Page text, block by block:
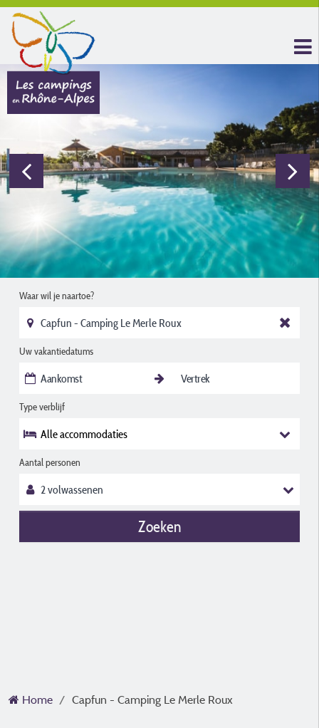
Waar wil je naartoe?
Uw vakantiedatums
Type verblijf
Alle accommodaties
Aantal personen
Zoeken
Home Capfun - Camping Le Merle Roux